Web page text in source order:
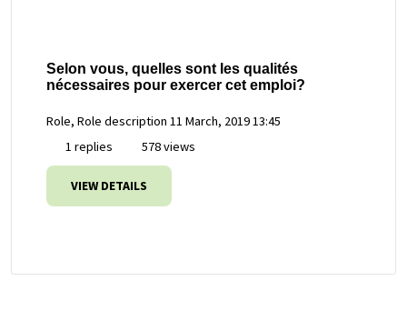
Selon vous, quelles sont les qualités
nécessaires pour exercer cet emploi?
Role, Role description 11 March, 2019 13:45
1 replies
578 views
VIEW DETAILS